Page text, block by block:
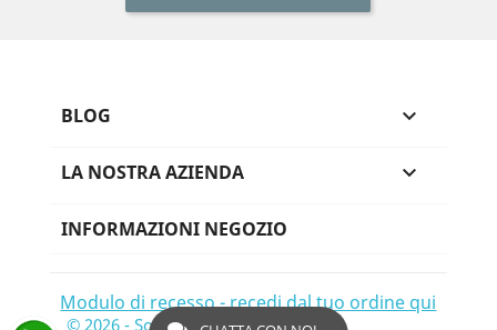
BLOG 
LA NOSTRA AZIENDA 
INFORMAZIONI NEGOZIO
Modulo di recesso - recedi dal tuo ordine qui
© 2026 - Software di Ecommerce di